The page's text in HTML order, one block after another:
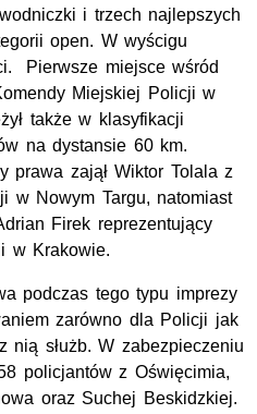
i trzech najlepszych
open. W wyścigu
Pierwsze miejsce wśród
Miejskiej Policji w
także w klasyfikacji
na dystansie 60 km.
prawa zajął Wiktor Tolala z
w Nowym Targu, natomiast
Firek reprezentujący
w Krakowie.
podczas tego typu imprezy
zarówno dla Policji jak
nią służb. W zabezpieczeniu
policjantów z Oświęcimia,
oraz Suchej Beskidzkiej.